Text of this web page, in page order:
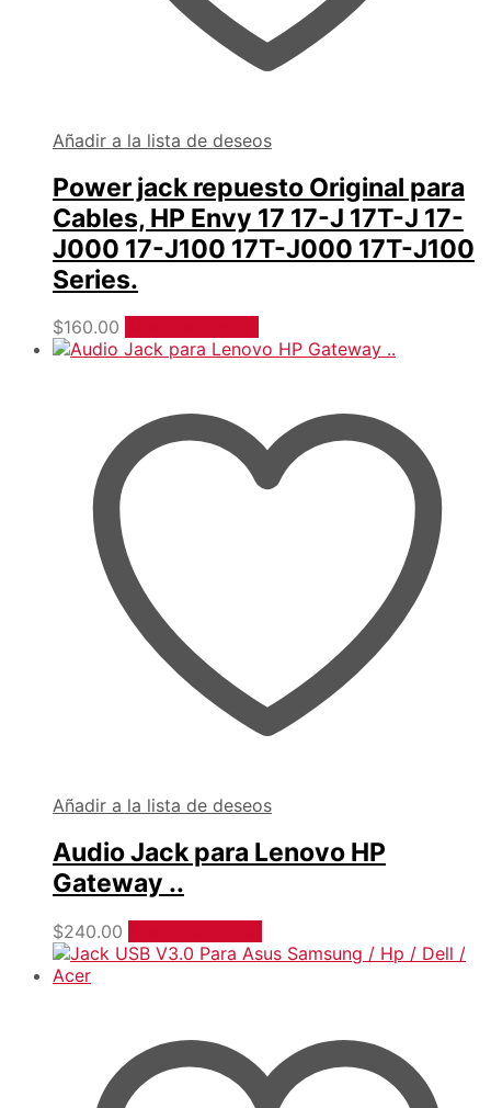
Añadir a la lista de deseos
Power jack repuesto Original para
Cables, HP Envy 17 17-J 17T-J 17-
J000 17-J100 17T-J000 17T-J100
Series.
$160.00
Añadir a la lista de deseos
Audio Jack para Lenovo HP
Gateway ..
$240.00